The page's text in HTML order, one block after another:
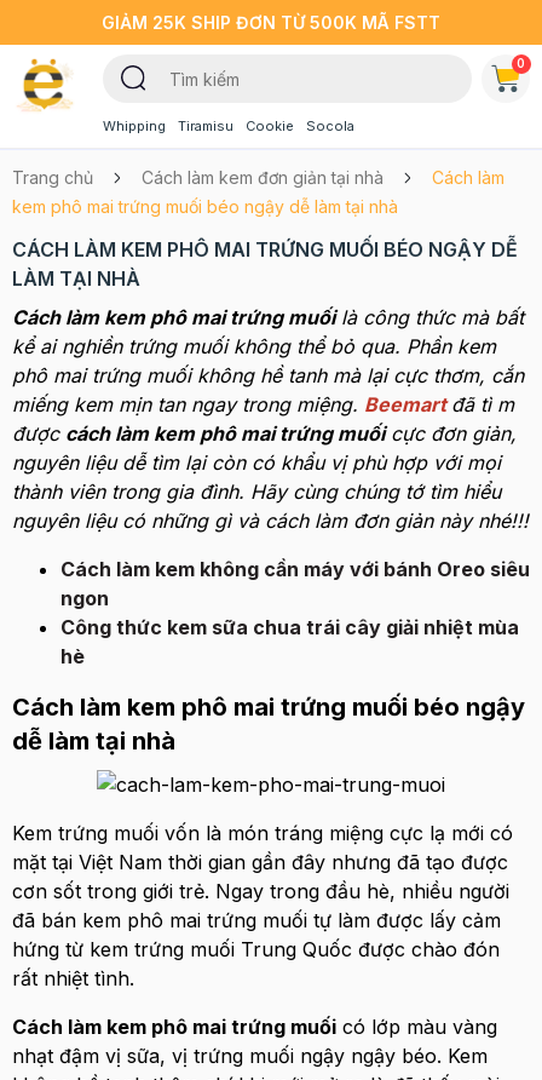
GIẢM 25K SHIP ĐƠN TỪ 500K MÃ FSTT
Whipping Tiramisu Cookie Socola
0
Trang chủ Cách làm kem đơn giản tại nhà
Cách làm
kem phô mai trứng muối béo ngậy dễ làm tại nhà
CÁCH LÀM KEM PHÔ MAI TRỨNG MUỐI BÉO NGẬY DỄ
LÀM TẠI NHÀ
Cách làm kem phô mai trứng muốilà công thức mà bất
kể ai nghiền trứng muối không thể bỏ qua. Phần kem
phô mai trứng muối không hề tanh mà lại cực thơm, cắn
miếng kem mịn tan ngay trong miệng. Beemart đã tì m
được cách làm kem phô mai trứng muốicực đơn giản,
nguyên liệu dễ tìm lại còn có khẩu vị phù hợp với mọi
thành viên trong gia đình. Hãy cùng chúng tớ tìm hiểu
nguyên liệu có những gì và cách làm đơn giản này nhé!!!
Cách làm kem không cần máy với bánh Oreo siêu
ngon
Công thức kem sữa chua trái cây giải nhiệt mùa
hè
Cách làm kem phô mai trứng muối béo ngậy
dễ làm tại nhà
Kem trứng muối vốn là món tráng miệng cực lạ mới có
mặt tại Việt Nam thời gian gần đây nhưng đã tạo được
cơn sốt trong giới trẻ. Ngay trong đầu hè, nhiều người
đã bán kem phô mai trứng muối tự làm được lấy cảm
hứng từ kem trứng muối Trung Quốc được chào đón
rất nhiệt tình.
Cách làm kem phô mai trứng muối có lớp màu vàng
nhạt đậm vị sữa, vị trứng muối ngậy ngậy béo. Kem